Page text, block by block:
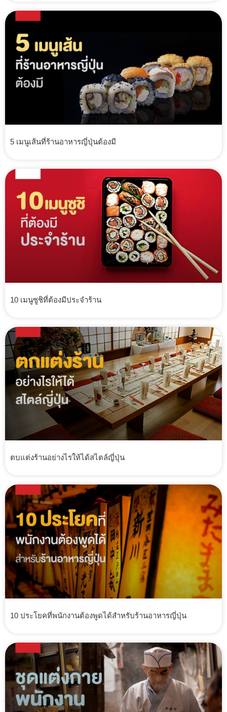
5 เมนูเส้นที่ร้านอาหารญี่ปุ่นต้องมี
10 เมนูซูชิที่ต้องมีประจำร้าน
ตบแต่งร้านอย่างไรให้ได้สไตล์ญี่ปุ่น
10 ประโยคที่พนักงานต้องพูดได้สำหรับร้านอาหารญี่ปุ่น